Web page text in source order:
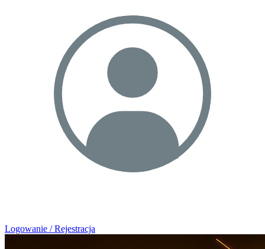
Logowanie / Rejestracja